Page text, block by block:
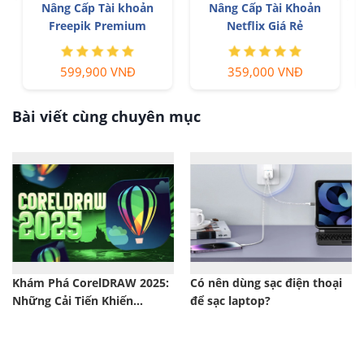
Nâng Cấp Tài khoản
Freepik Premium
599,900 VNĐ
Nâng Cấp Tài Khoản
Netflix Giá Rẻ
359,000 VNĐ
Bài viết cùng chuyên mục
Khám Phá CorelDRAW 2025:
Những Cải Tiến Khiến
Có nên dùng sạc điện thoại
để sạc laptop?